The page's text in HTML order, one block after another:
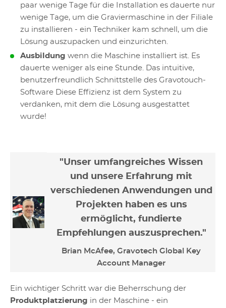
paar wenige Tage für die Installation es dauerte nur
wenige Tage, um die Graviermaschine in der Filiale
zu installieren - ein Techniker kam schnell, um die
Lösung auszupacken und einzurichten.
Ausbildung wenn die Maschine installiert ist. Es
dauerte weniger als eine Stunde. Das intuitive,
benutzerfreundlich Schnittstelle des Gravotouch-
Software Diese Effizienz ist dem System zu
verdanken, mit dem die Lösung ausgestattet
wurde!
"Unser umfangreiches Wissen
und unsere Erfahrung mit
verschiedenen Anwendungen und
Projekten haben es uns
ermöglicht, fundierte
Empfehlungen auszusprechen."
Brian McAfee, Gravotech Global Key
Account Manager
Ein wichtiger Schritt war die Beherrschung der
Produktplatzierung in der Maschine - ein